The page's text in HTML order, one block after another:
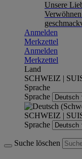
Unsere
Anmelden
Merkzettel
Anmelden
Merkzettel
Land
SCHWEIZ |
Sprache
Sprache
SCHWEIZ |
Sprache
Suche löschen